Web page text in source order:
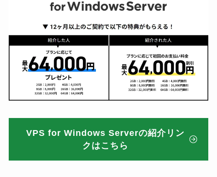
VPS for Windows Serverの紹介リン
クはこちら